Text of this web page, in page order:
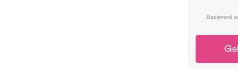
Basierend